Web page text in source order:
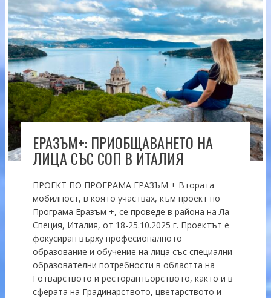
ЕРАЗЪМ+: ПРИОБЩАВАНЕТО НА
ЛИЦА СЪС СОП В ИТАЛИЯ
ПРОЕКТ ПО ПРОГРАМА ЕРАЗЪМ + Втората
мобилност, в която участвах, към проект по
Програма Еразъм +, се проведе в района на Ла
Специя, Италия, от 18-25.10.2025 г. Проектът е
фокусиран върху професионалното
образование и обучение на лица със специални
образователни потребности в областта на
Готварството и ресторантьорството, както и в
сферата на Градинарството, цветарството и